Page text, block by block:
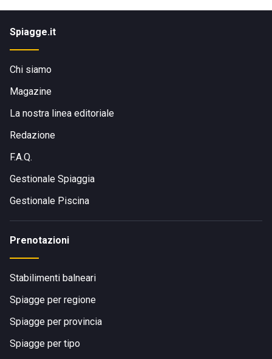
Spiagge.it
Chi siamo
Magazine
La nostra linea editoriale
Redazione
F.A.Q.
Gestionale Spiaggia
Gestionale Piscina
Prenotazioni
Stabilimenti balneari
Spiagge per regione
Spiagge per provincia
Spiagge per tipo